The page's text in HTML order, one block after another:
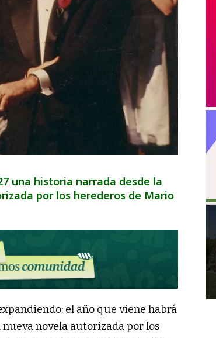
una historia narrada desde la
por los herederos de Mario
el año que viene habrá
nueva novela autorizada por los